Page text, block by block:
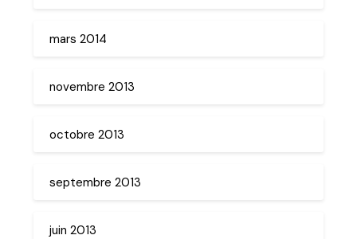
mars 2014
novembre 2013
octobre 2013
septembre 2013
juin 2013